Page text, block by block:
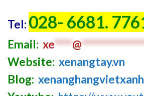
Tel: 028- 6681.
Email: xe****@
Website: xenangtay.vn
Blog: